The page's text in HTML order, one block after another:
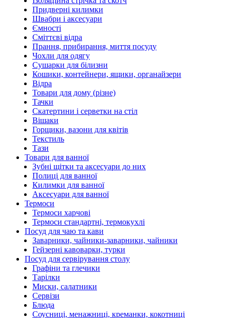
Придверні килимки
Швабри і аксесуари
Ємності
Сміттєві відра
Прання, прибирання, миття посуду
Чохли для одягу
Сушарки для білизни
Кошики, контейнери, ящики, органайзери
Відра
Товари для дому (різне)
Тачки
Скатертини і серветки на стіл
Вішаки
Горщики, вазони для квітів
Текстиль
Тази
Товари для ванної
Зубні щітки та аксесуари до них
Полиці для ванної
Килимки для ванної
Аксесуари для ванної
Термоси
Термоси харчові
Термоси стандартні, термокухлі
Посуд для чаю та кави
Заварники, чайники-заварники, чайники
Гейзерні кавоварки, турки
Посуд для сервірування столу
Графіни та глечики
Тарілки
Миски, салатники
Сервізи
Блюда
Соусниці, менажниці, креманки, кокотниці